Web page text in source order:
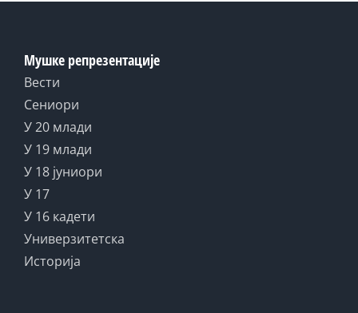
Мушке репрезентације
Вести
Сениори
У 20 млади
У 19 млади
У 18 јуниори
У 17
У 16 кадети
Универзитетска
Историја